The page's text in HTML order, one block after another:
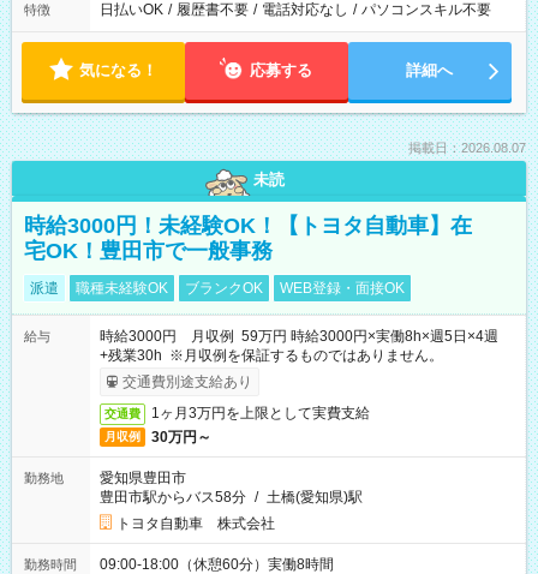
特徴 日払いOK / 履歴書不要 / 電話対応なし / パソコンスキル不要
気になる！ 応募する 詳細へ
掲載日：2026.08.07
未読
時給3000円！未経験OK！【トヨタ自動車】在
宅OK！豊田市で一般事務
派遣 職種未経験OK ブランクOK WEB登録・面接OK
給与
時給3000円 月収例 59万円 時給3000円×実働8h×週5日×4週
+残業30h ※月収例を保証するものではありません。
交通費別途支給あり
交通費 1ヶ月3万円を上限として実費支給
月収例 30万円～
勤務地
愛知県豊田市
豊田市駅からバス58分 / 土橋(愛知県)駅
トヨタ自動車 株式会社
勤務時間 09:00-18:00（休憩60分）実働8時間